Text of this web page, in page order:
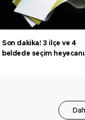
Son dakika! 3 ilçe ve 4
beldede seçim heyecanı